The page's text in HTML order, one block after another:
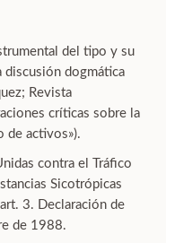
del tipo y su
dogmática
Revista
críticas sobre la
de activos»).
contra el Tráfico
Sicotrópicas
3. Declaración de
de 1988.